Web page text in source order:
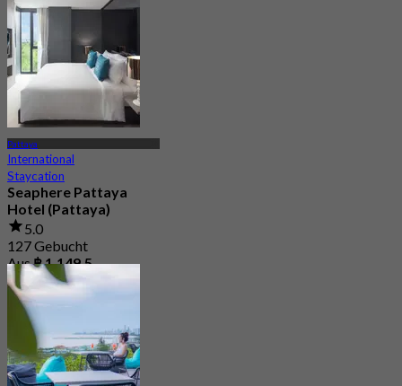
Pattaya
International
Staycation
Seaphere Pattaya
Hotel (Pattaya)
5.0
127 Gebucht
Aus฿ 1,149.5